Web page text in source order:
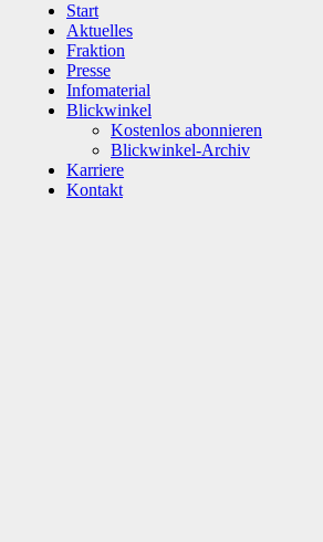
Start
Aktuelles
Fraktion
Presse
Infomaterial
Blickwinkel
Kostenlos abonnieren
Blickwinkel-Archiv
Karriere
Kontakt